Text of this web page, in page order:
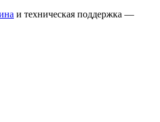
и техническая поддержка —